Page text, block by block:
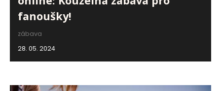
fanoušky!
zábava
28. 05. 2024